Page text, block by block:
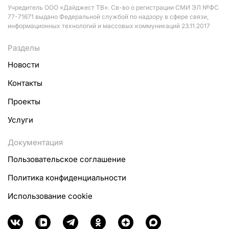
Учредитель ООО «Дайджест ТВ». Св-во о регистрации СМИ ЭЛ №ФС
77-71671 выдано Федеральной службой по надзору в сфере связи,
информационных технологий и массовых коммуникаций 23.11.2017
Разделы
Новости
Контакты
Проекты
Услуги
Документация
Пользовательское соглашение
Политика конфиденциальности
Использование cookie